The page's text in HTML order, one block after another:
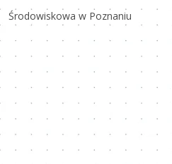
Środowiskowa w Poznaniu